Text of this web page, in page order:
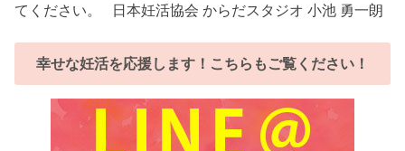
てください。 日本妊活協会 からだスタジオ 小池 勇一朗
幸せな妊活を応援します！こちらもご覧ください！